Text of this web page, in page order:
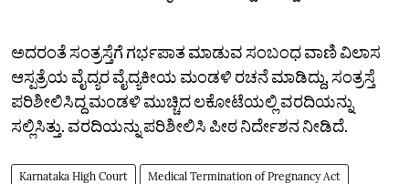
ಅದರಂತೆ ಸಂತ್ರಸ್ತೆಗೆ ಗರ್ಭಪಾತ ಮಾಡುವ ಸಂಬಂಧ ವಾಣಿ ವಿಲಾಸ
ಆಸ್ಪತ್ರೆಯ ವೈದ್ಯರ ವೈದ್ಯಕೀಯ ಮಂಡಳಿ ರಚನೆ ಮಾಡಿದ್ದು, ಸಂತ್ರಸ್ತೆ
ಪರಿಶೀಲಿಸಿದ್ದ ಮಂಡಳಿ ಮುಚ್ಚಿದ ಲಕೋಟೆಯಲ್ಲಿ ವರದಿಯನ್ನು
ಸಲ್ಲಿಸಿತ್ತು. ವರದಿಯನ್ನು ಪರಿಶೀಲಿಸಿ ಪೀಠ ನಿರ್ದೇಶನ ನೀಡಿದೆ.
Karnataka High Court Medical Termination of Pregnancy Act